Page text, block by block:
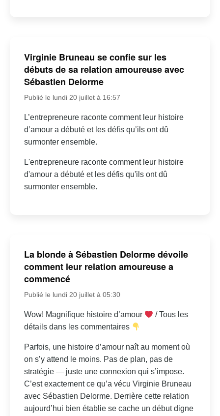
Virginie Bruneau se confie sur les
débuts de sa relation amoureuse avec
Sébastien Delorme
Publié le lundi 20 juillet à 16:57
L’entrepreneure raconte comment leur histoire
d’amour a débuté et les défis qu’ils ont dû
surmonter ensemble.
L'entrepreneure raconte comment leur histoire
d'amour a débuté et les défis qu'ils ont dû
surmonter ensemble.
La blonde à Sébastien Delorme dévoile
comment leur relation amoureuse a
commencé
Publié le lundi 20 juillet à 05:30
Wow! Magnifique histoire d’amour
/ Tous les
détails dans les commentaires
Parfois, une histoire d’amour naît au moment où
on s’y attend le moins. Pas de plan, pas de
stratégie — juste une connexion qui s’impose.
C’est exactement ce qu’a vécu Virginie Bruneau
avec Sébastien Delorme. Derrière cette relation
aujourd’hui bien établie se cache un début digne